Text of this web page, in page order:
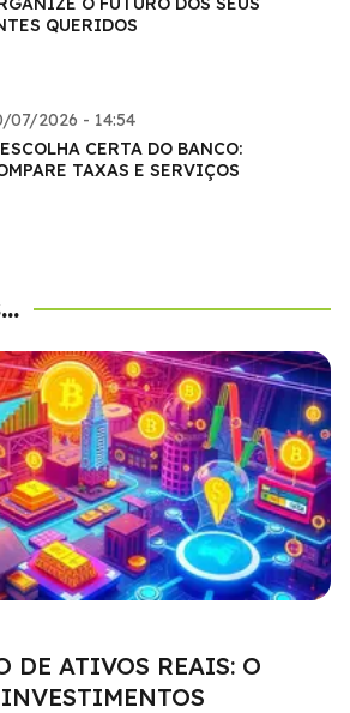
QUERIDOS
07/2026 - 14:54
CERTA DO BANCO:
TAXAS E SERVIÇOS
DE ATIVOS REAIS: O